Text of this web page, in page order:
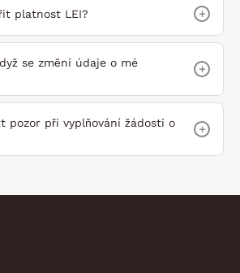
platnost LEI? +
se změní údaje o mé
+
pozor při vyplňování žádosti o
+